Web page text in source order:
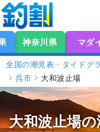
神奈川県 マダ
全国の潮見表・タイドグ
呉市
大和波止場
大和波止場